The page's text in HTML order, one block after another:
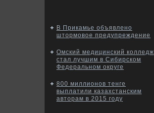
В Прикамье объявлено
штормовое предупреждение
Омский медицинский колледж
стал лучшим в Сибирском
Федеральном округе
800 миллионов тенге
выплатили казахстанским
авторам в 2015 году